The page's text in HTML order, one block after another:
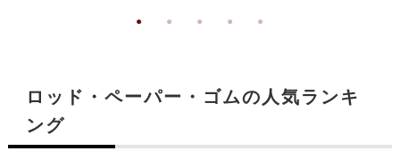
ロッド・ペーパー・ゴムの人気ランキ
ング